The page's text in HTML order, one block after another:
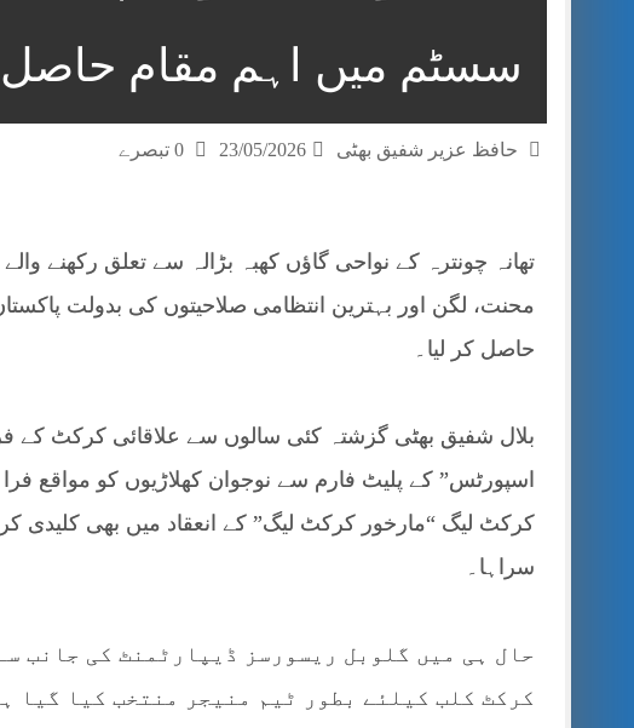
سسٹم میں اہم مقام حاصل
حافظ عزیر شفیق بھٹی 23/05/2026
تھانہ چونترہ کے نواحی گاؤں کھبہ بڑالہ سے تعلق رکھنے
محنت، لگن اور بہترین انتظامی صلاحیتوں کی بدولت
حاصل کر لیا۔
بلال شفیق بھٹی گزشتہ کئی سالوں سے علاقائی کرکٹ کے
اسپورٹس” کے پلیٹ فارم سے نوجوان کھلاڑیوں کو مواقع
کرکٹ لیگ “مارخور کرکٹ لیگ” کے انعقاد میں بھی کلیدی
سراہا۔
حال ہی میں گلوبل ریسورسز ڈیپارٹمنٹ کی جانب
کرکٹ کلب کیلئے بطور ٹیم منیجر منتخب کیا گیا